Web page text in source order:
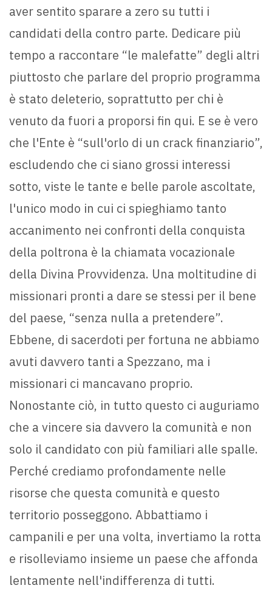
aver sentito sparare a zero su tutti i
candidati della contro parte. Dedicare più
tempo a raccontare “le malefatte” degli altri
piuttosto che parlare del proprio programma
è stato deleterio, soprattutto per chi è
venuto da fuori a proporsi fin qui. E se è vero
che l'Ente è “sull'orlo di un crack finanziario”,
escludendo che ci siano grossi interessi
sotto, viste le tante e belle parole ascoltate,
l'unico modo in cui ci spieghiamo tanto
accanimento nei confronti della conquista
della poltrona è la chiamata vocazionale
della Divina Provvidenza. Una moltitudine di
missionari pronti a dare se stessi per il bene
del paese, “senza nulla a pretendere”.
Ebbene, di sacerdoti per fortuna ne abbiamo
avuti davvero tanti a Spezzano, ma i
missionari ci mancavano proprio.
Nonostante ciò, in tutto questo ci auguriamo
che a vincere sia davvero la comunità e non
solo il candidato con più familiari alle spalle.
Perché crediamo profondamente nelle
risorse che questa comunità e questo
territorio posseggono. Abbattiamo i
campanili e per una volta, invertiamo la rotta
e risolleviamo insieme un paese che affonda
lentamente nell'indifferenza di tutti.